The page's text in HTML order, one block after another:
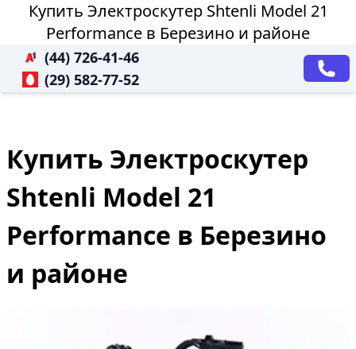
Купить Электроскутер Shtenli Model 21
Performance в Березино и районе
(44) 726-41-46
(29) 582-77-52
Купить Электроскутер
Shtenli Model 21
Performance в Березино
и районе